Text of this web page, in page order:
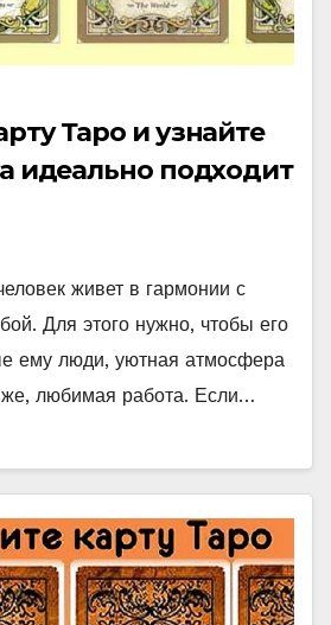
Таро и узнайте
идеально подходит
живет в гармонии с
Для этого нужно, чтобы его
ему люди, уютная атмосфера
любимая работа. Если…